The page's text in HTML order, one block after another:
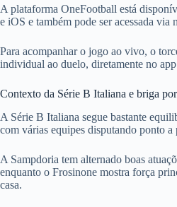
A plataforma OneFootball está
e iOS e também pode ser acessada via
Para acompanhar o jogo ao vivo, o
individual ao duelo, diretamente no
Contexto da Série B Italiana e briga
A Série B Italiana segue bastante
com várias equipes disputando ponto a
A Sampdoria tem alternado boas
enquanto o Frosinone mostra força
casa.